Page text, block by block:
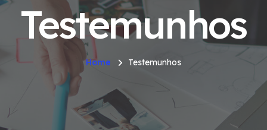
Testemunhos
Home Testemunhos